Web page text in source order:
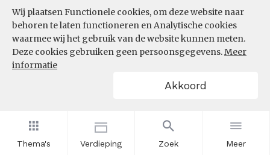
Thema's Verdieping Zoek Meer
Wij plaatsen Functionele cookies, om deze website naar
behoren te laten functioneren en Analytische cookies
waarmee wij het gebruik van de website kunnen meten.
Deze cookies gebruiken geen persoonsgegevens.Meer
informatie
Akkoord
VERWACHTE UITBREIDINGS-
EN VERVANGINGSVRAAG NAAR
OPLEIDINGSNIVEAU
Filters